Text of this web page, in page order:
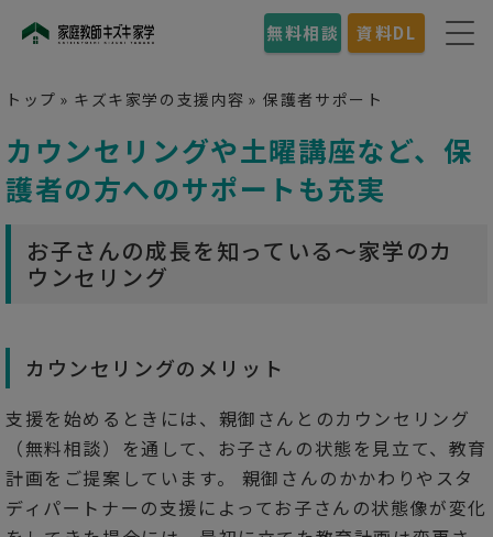
無料相談 資料DL
トップ » キズキ家学の支援内容 » 保護者サポート
カウンセリングや土曜講座など、保
護者の方へのサポートも充実
お子さんの成長を知っている～家学のカ
ウンセリング
カウンセリングのメリット
支援を始めるときには、親御さんとのカウンセリング
（無料相談）を通して、お子さんの状態を見立て、教育
計画をご提案しています。 親御さんのかかわりやスタ
ディパートナーの支援によってお子さんの状態像が変化